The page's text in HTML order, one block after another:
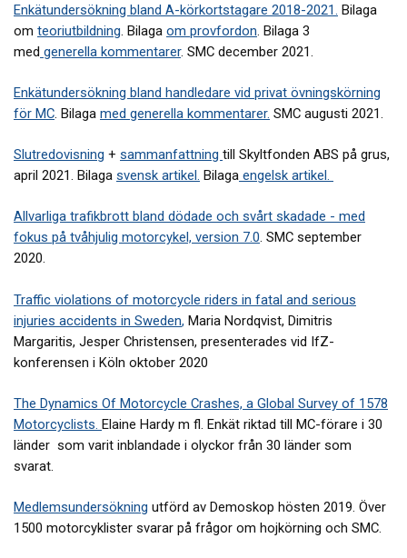
Enkätundersökning bland A-körkortstagare 2018-2021. Bilaga
om teoriutbildning . Bilaga om provfordon . Bilaga 3
med generella kommentarer. SMC december 2021.
Enkätundersökning bland handledare vid privat övningskörning
för MC. Bilaga med generella kommentarer. SMC augusti 2021.
Slutredovisning + sammanfattning till Skyltfonden ABS på grus,
april 2021. Bilaga svensk artikel. Bilaga engelsk artikel.
Allvarliga trafikbrott bland dödade och svårt skadade - med
fokus på tvåhjulig motorcykel, version 7.0. SMC september
2020.
Traffic violations of motorcycle riders in fatal and serious
injuries accidents in Sweden, Maria Nordqvist, Dimitris
Margaritis, Jesper Christensen, presenterades vid IfZ-
konferensen i Köln oktober 2020
The Dynamics Of Motorcycle Crashes, a Global Survey of 1578
Motorcyclists. Elaine Hardy m fl. Enkät riktad till MC-förare i 30
länder som varit inblandade i olyckor från 30 länder som
svarat.
Medlemsundersökning utförd av Demoskop hösten 2019. Över
1500 motorcyklister svarar på frågor om hojkörning och SMC.